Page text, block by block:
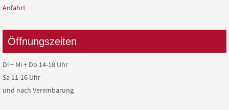
Anfahrt
Öffnungszeiten
Di + Mi + Do 14-18 Uhr
Sa 11-16 Uhr
und nach Vereinbarung